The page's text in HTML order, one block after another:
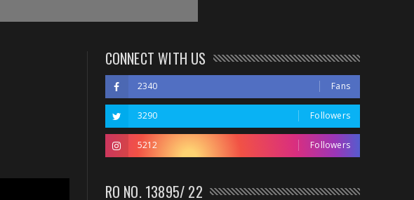
CONNECT WITH US
2340 Fans
3290 Followers
5212 Followers
RO NO. 13895/ 22